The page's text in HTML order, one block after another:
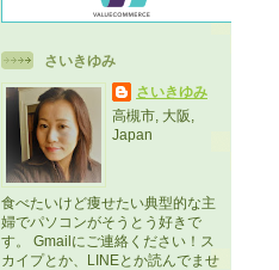
さいきゆみ
さいきゆみ
高槻市, 大阪,
Japan
食べたいけど痩せたい典型的な主
婦でパソコンがそうとう好きで
す。 Gmailにご連絡ください！ス
カイプとか、LINEとか読んでませ